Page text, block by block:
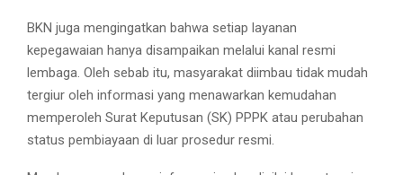
BKN juga mengingatkan bahwa setiap layanan
kepegawaian hanya disampaikan melalui kanal resmi
lembaga. Oleh sebab itu, masyarakat diimbau tidak mudah
tergiur oleh informasi yang menawarkan kemudahan
memperoleh Surat Keputusan (SK) PPPK atau perubahan
status pembiayaan di luar prosedur resmi.